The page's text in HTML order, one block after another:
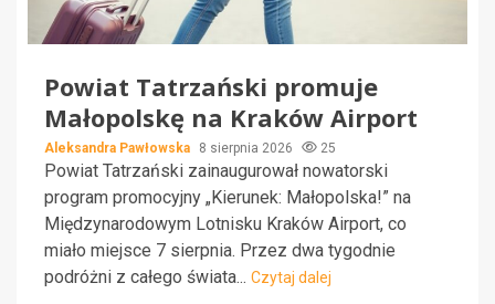
Powiat Tatrzański promuje
Małopolskę na Kraków Airport
Aleksandra Pawłowska 8 sierpnia 2026 25
Powiat Tatrzański zainaugurował nowatorski
program promocyjny „Kierunek: Małopolska!” na
Międzynarodowym Lotnisku Kraków Airport, co
miało miejsce 7 sierpnia. Przez dwa tygodnie
podróżni z całego świata... Czytaj dalej